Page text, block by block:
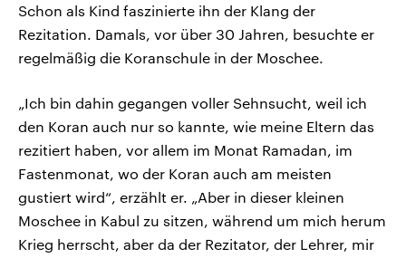
Schon als Kind faszinierte ihn der Klang der
Rezitation. Damals, vor über 30 Jahren, besuchte er
regelmäßig die Koranschule in der Moschee.
„Ich bin dahin gegangen voller Sehnsucht, weil ich
den Koran auch nur so kannte, wie meine Eltern das
rezitiert haben, vor allem im Monat Ramadan, im
Fastenmonat, wo der Koran auch am meisten
gustiert wird“, erzählt er. „Aber in dieser kleinen
Moschee in Kabul zu sitzen, während um mich herum
Krieg herrscht, aber da der Rezitator, der Lehrer, mir